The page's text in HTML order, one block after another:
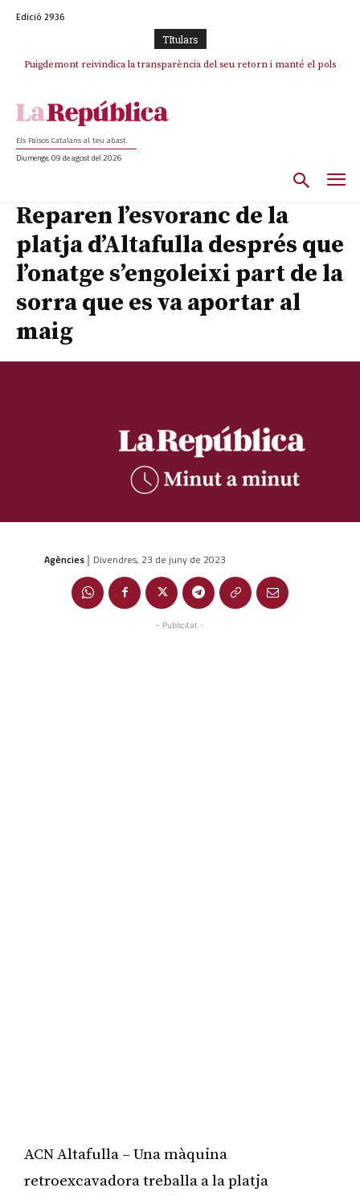
Edició 2936
TItulars
Puigdemont reivindica la transparència del seu retorn i manté el pols
Els Països Catalans al teu abast
Diumenge, 09 de agost del 2026
Reparen l’esvoranc de la
platja d’Altafulla després que
l’onatge s’engoleixi part de la
sorra que es va aportar al
maig
Agències | Divendres, 23 de juny de 2023
- Publicitat -
ACN Altafulla – Una màquina
retroexcavadora treballa a la platja